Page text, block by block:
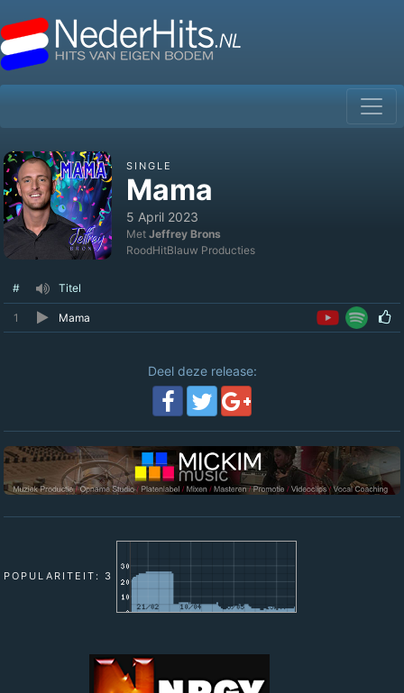
SINGLE
Mama
5 April 2023
Met Jeffrey Brons
RoodHitBlauw Producties
# Titel
1 Mama
Deel deze release:
POPULARITEIT: 3